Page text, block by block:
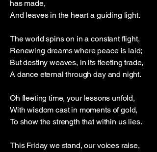
has made,
And leaves in the heart a guiding light.
The world spins on in a constant flight,
Renewing dreams where peace is laid;
But destiny weaves, in its fleeting trade,
A dance eternal through day and night.
Oh fleeting time, your lessons unfold,
With wisdom cast in moments of gold,
To show the strength that within us lies.
This Friday we stand, our voices raise,